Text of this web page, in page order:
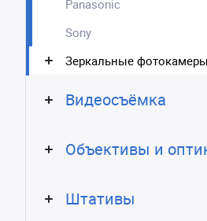
Panasonic
Sony
Зеркальные фотокамеры
Видеосъёмка
Объективы и
Штативы